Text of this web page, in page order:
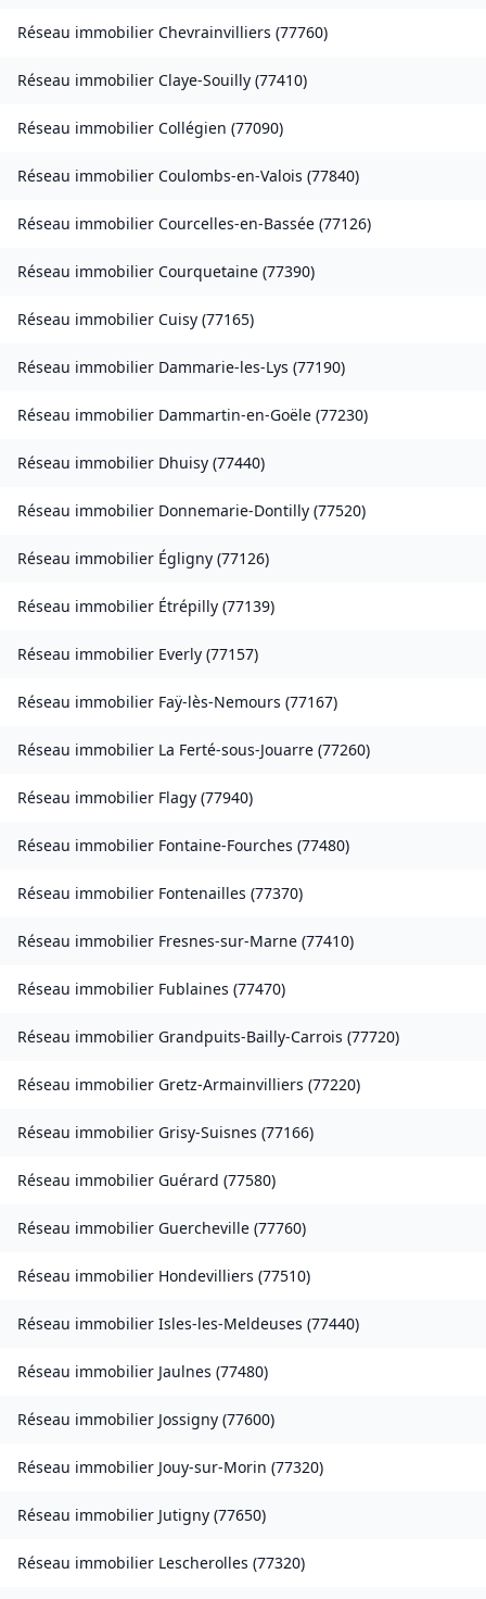
Réseau immobilier Chevrainvilliers (77760)
Réseau immobilier Claye-Souilly (77410)
Réseau immobilier Collégien (77090)
Réseau immobilier Coulombs-en-Valois (77840)
Réseau immobilier Courcelles-en-Bassée (77126)
Réseau immobilier Courquetaine (77390)
Réseau immobilier Cuisy (77165)
Réseau immobilier Dammarie-les-Lys (77190)
Réseau immobilier Dammartin-en-Goële (77230)
Réseau immobilier Dhuisy (77440)
Réseau immobilier Donnemarie-Dontilly (77520)
Réseau immobilier Égligny (77126)
Réseau immobilier Étrépilly (77139)
Réseau immobilier Everly (77157)
Réseau immobilier Faÿ-lès-Nemours (77167)
Réseau immobilier La Ferté-sous-Jouarre (77260)
Réseau immobilier Flagy (77940)
Réseau immobilier Fontaine-Fourches (77480)
Réseau immobilier Fontenailles (77370)
Réseau immobilier Fresnes-sur-Marne (77410)
Réseau immobilier Fublaines (77470)
Réseau immobilier Grandpuits-Bailly-Carrois (77720)
Réseau immobilier Gretz-Armainvilliers (77220)
Réseau immobilier Grisy-Suisnes (77166)
Réseau immobilier Guérard (77580)
Réseau immobilier Guercheville (77760)
Réseau immobilier Hondevilliers (77510)
Réseau immobilier Isles-les-Meldeuses (77440)
Réseau immobilier Jaulnes (77480)
Réseau immobilier Jossigny (77600)
Réseau immobilier Jouy-sur-Morin (77320)
Réseau immobilier Jutigny (77650)
Réseau immobilier Lescherolles (77320)